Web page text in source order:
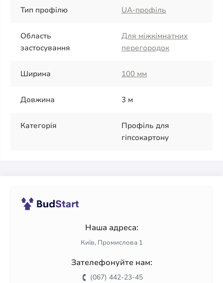
Тип профілю UA-профіль
Область
застосування
Для міжкімнатних
перегородок
Ширина 100 мм
Довжина 3 м
Категорія
Профіль для
гіпсокартону
Наша адреса:
Київ, Промислова 1
Зателефонуйте нам:
(067) 442-23-45